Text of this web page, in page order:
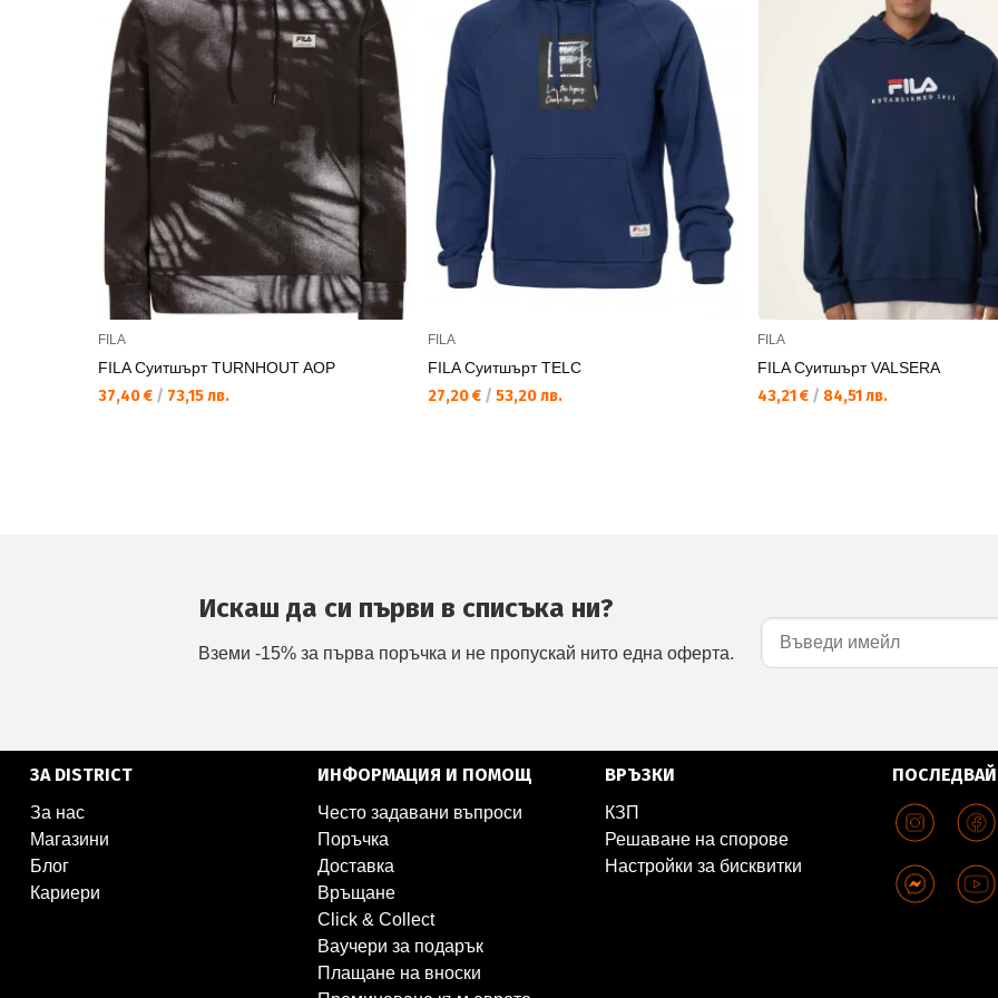
FILA
FILA Суитшърт TURNHOUT AOP
37,40 € / 73,15 лв.
FILA
FILA Суитшърт TELC
27,20 € / 53,20 лв.
FILA
FILA Суитшърт VALSERA
43,21 € / 84,51 лв.
Искаш да си първи в списъка ни?
Вземи -15% за първа поръчка и не пропускай нито една оферта.
ЗА DISTRICT
За нас
Магазини
Блог
Кариери
ИНФОРМАЦИЯ И ПОМОЩ
Често задавани въпроси
Поръчка
Доставка
Връщане
Click & Collect
Ваучери за подарък
Плащане на вноски
ВРЪЗКИ
КЗП
Решаване на спорове
Настройки за бисквитки